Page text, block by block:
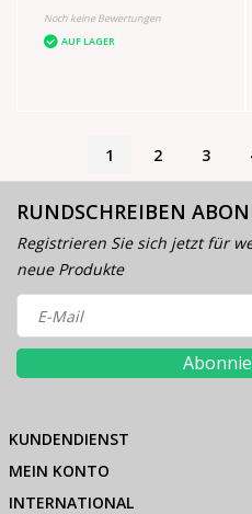
Noch keine Bewertungen
AUF LAGER
1 2 3
RUNDSCHREIBEN
Registrieren Sie sich jetzt für
neue Produkte
KUNDENDIENST
MEIN KONTO
INTERNATIONAL